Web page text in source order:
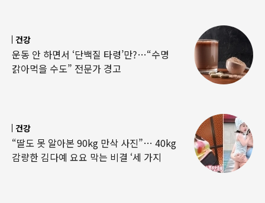
건강
운동 안 하면서 ‘단백질 타령’만?…“수명
갉아먹을 수도” 전문가 경고
건강
“딸도 못 알아본 90kg 만삭 사진”… 40kg
감량한 김다예 요요 막는 비결 ‘세 가지